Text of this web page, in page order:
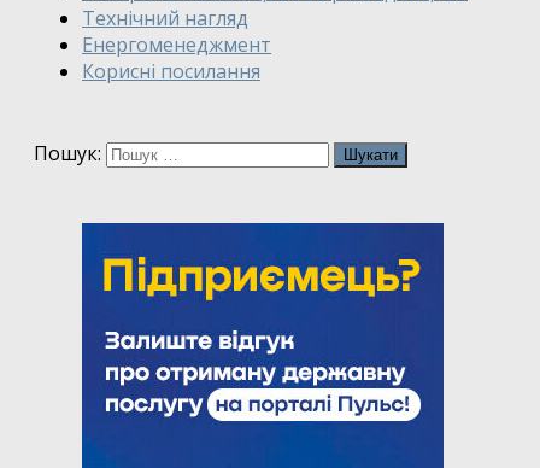
Технічний нагляд
Енергоменеджмент
Корисні посилання
Пошук: